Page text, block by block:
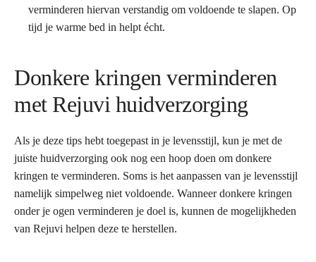
verminderen hiervan verstandig om voldoende te slapen. Op
tijd je warme bed in helpt écht.
Donkere kringen verminderen
met Rejuvi huidverzorging
Als je deze tips hebt toegepast in je levensstijl, kun je met de
juiste huidverzorging ook nog een hoop doen om donkere
kringen te verminderen. Soms is het aanpassen van je levensstijl
namelijk simpelweg niet voldoende. Wanneer donkere kringen
onder je ogen verminderen je doel is, kunnen de mogelijkheden
van Rejuvi helpen deze te herstellen.